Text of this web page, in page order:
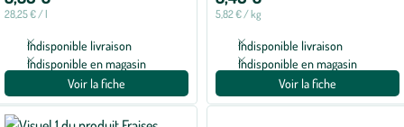
28,25 € / l
Indisponible livraison
Indisponible en magasin
Voir la fiche
5,82 € / kg
Indisponible livraison
Indisponible en magasin
Voir la fiche